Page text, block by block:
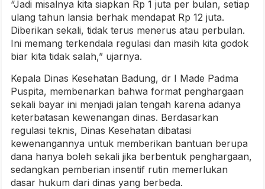
“Jadi misalnya kita siapkan Rp 1 juta per bulan, setiap
ulang tahun lansia berhak mendapat Rp 12 juta.
Diberikan sekali, tidak terus menerus atau perbulan.
Ini memang terkendala regulasi dan masih kita godok
biar kita tidak salah,” ujarnya.
Kepala Dinas Kesehatan Badung, dr I Made Padma
Puspita, membenarkan bahwa format penghargaan
sekali bayar ini menjadi jalan tengah karena adanya
keterbatasan kewenangan dinas. Berdasarkan
regulasi teknis, Dinas Kesehatan dibatasi
kewenangannya untuk memberikan bantuan berupa
dana hanya boleh sekali jika berbentuk penghargaan,
sedangkan pemberian insentif rutin memerlukan
dasar hukum dari dinas yang berbeda.